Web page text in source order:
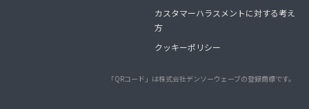
カスタマーハラスメントに対する考え
方
クッキーポリシー
「QRコード」は株式会社デンソーウェーブの登録商標です。